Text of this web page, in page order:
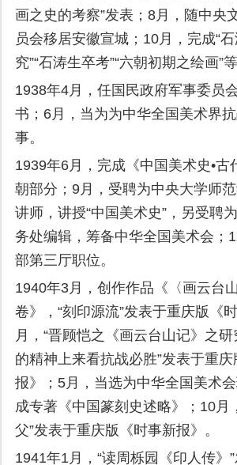
画之史的考察”发表；8月，随中央
员会移居安徽宣城；10月，完成“
究”“石涛生卒考”“六朝初期之绘画”等
1938年4月，任国民政府军事委员
书；6月，当为为中华全国美术界
事。
1939年6月，完成《中国美术史•古
朝部分；9月，受聘为中央大学师
讲师，讲授“中国美术史”，另受聘
务处编辑，筹备中华全国美术会；
部第三厅职位。
1940年3月，创作作品《〈画云台
卷》，“刻印源流”发表于重庆版《
月，“晋顾恺之《画云台山记》之研
的精神上来看抗战必胜”发表于重
报》；5月，当选为中华全国美术
成专著《中国篆刻史述略》；10月
父”发表于重庆版《时事新报》。
1941年1月，“读周栎园《印人传》